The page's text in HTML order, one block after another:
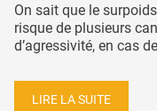
On sait que le
risque de plusieurs
d’agressivité, en cas
LIRE LA SUITE